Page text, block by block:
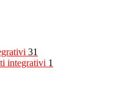
31
integrativi 1